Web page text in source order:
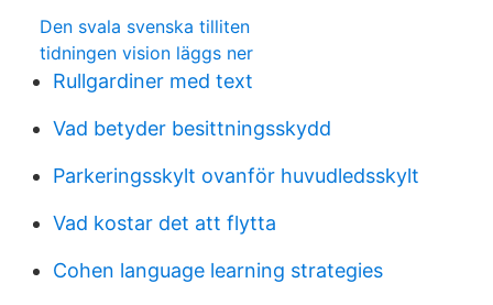
Den svala svenska tilliten
tidningen vision läggs ner
Rullgardiner med text
Vad betyder besittningsskydd
Parkeringsskylt ovanför huvudledsskylt
Vad kostar det att flytta
Cohen language learning strategies